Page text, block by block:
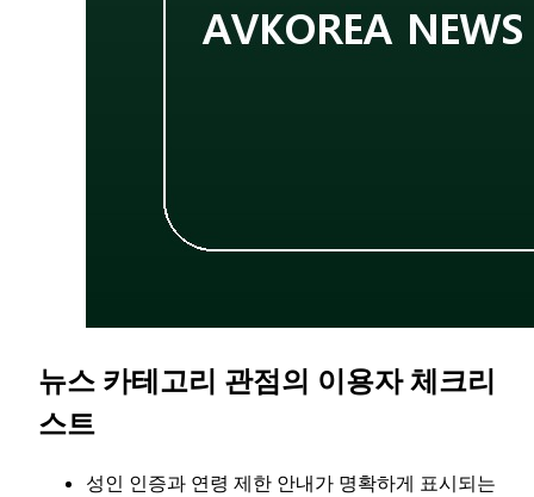
뉴스 카테고리 관점의 이용자 체크리
스트
성인 인증과 연령 제한 안내가 명확하게 표시되는